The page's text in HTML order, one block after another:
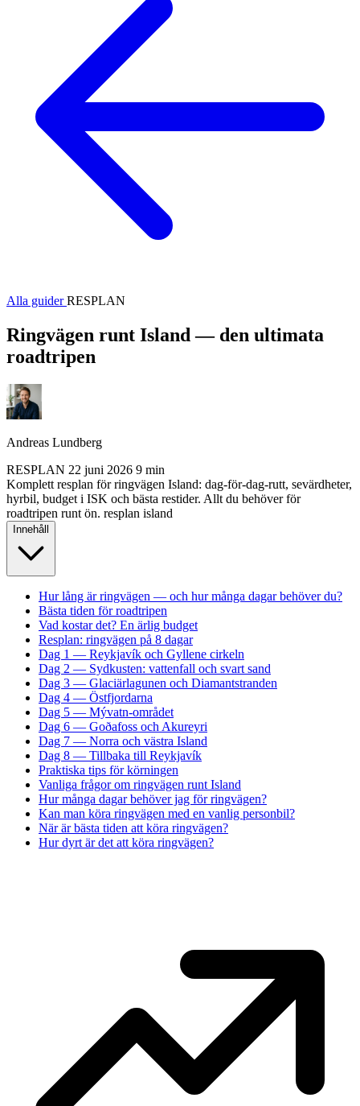
Alla guiderRESPLAN
Ringvägen runt Island — den ultimata
roadtripen
Andreas Lundberg
RESPLAN 22 juni 2026 9 min
Komplett resplan för ringvägen Island: dag-för-dag-rutt, sevärdheter,
hyrbil, budget i ISK och bästa restider. Allt du behöver för
roadtripen runt ön. resplan island
Innehåll
Hur lång är ringvägen — och hur många dagar behöver du?
Bästa tiden för roadtripen
Vad kostar det? En ärlig budget
Resplan: ringvägen på 8 dagar
Dag 1 — Reykjavík och Gyllene cirkeln
Dag 2 — Sydkusten: vattenfall och svart sand
Dag 3 — Glaciärlagunen och Diamantstranden
Dag 4 — Östfjordarna
Dag 5 — Mývatn-området
Dag 6 — Goðafoss och Akureyri
Dag 7 — Norra och västra Island
Dag 8 — Tillbaka till Reykjavík
Praktiska tips för körningen
Vanliga frågor om ringvägen runt Island
Hur många dagar behöver jag för ringvägen?
Kan man köra ringvägen med en vanlig personbil?
När är bästa tiden att köra ringvägen?
Hur dyrt är det att köra ringvägen?